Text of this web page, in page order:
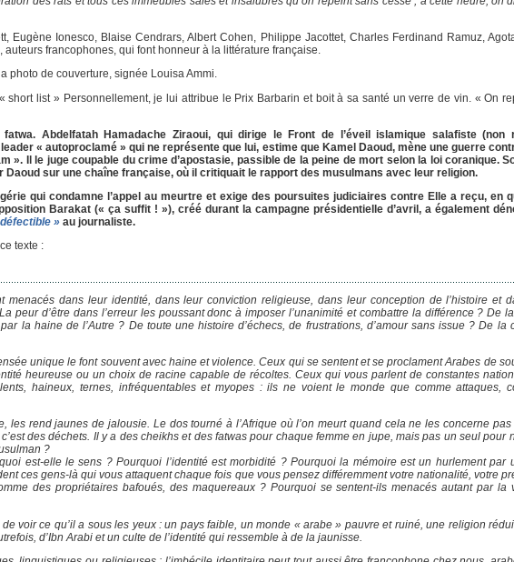
Eugène Ionesco, Blaise Cendrars, Albert Cohen, Philippe Jacottet, Charles Ferdinand Ramuz,
francophones, qui font honneur à la littérature française.
photo de couverture, signée Louisa Ammi.
short list » Personnellement, je lui attribue le Prix Barbarin et boit à sa santé un verre de vin. « On
Abdelfatah Hamadache Ziraoui, qui dirige le Front de l’éveil islamique salafiste (non
« autoproclamé » qui ne représente que lui, estime que Kamel Daoud, mène une guerre
». Il le juge coupable du crime d’apostasie, passible de la peine de mort selon la loi coranique.
sur une chaîne française, où il critiquait le rapport des musulmans avec leur religion.
qui condamne l’appel au meurtre et exige des poursuites judiciaires contre Elle a reçu, en
Barakat (« ça suffit ! »), créé durant la campagne présidentielle d’avril, a également
»au journaliste.
texte :
menacés dans leur identité, dans leur conviction religieuse, dans leur conception de l’histoire et
peur d’être dans l’erreur les poussant donc à imposer l’unanimité et combattre la différence ? De
la haine de l’Autre ? De toute une histoire d’échecs, de frustrations, d’amour sans issue ? De la
unique le font souvent avec haine et violence. Ceux qui se sentent et se proclament Arabes de
heureuse ou un choix de racine capable de récoltes. Ceux qui vous parlent de constantes
haineux, ternes, infréquentables et myopes : ils ne voient le monde que comme attaques,
les rend jaunes de jalousie. Le dos tourné à l’Afrique où l’on meurt quand cela ne les concerne
des déchets. Il y a des cheikhs et des fatwas pour chaque femme en jupe, mais pas un seul pour
?
est-elle le sens ? Pourquoi l’identité est morbidité ? Pourquoi la mémoire est un hurlement par
ces gens-là qui vous attaquent chaque fois que vous pensez différemment votre nationalité, votre
des propriétaires bafoués, des maquereaux ? Pourquoi se sentent-ils menacés autant par la
voir ce qu’il a sous les yeux : un pays faible, un monde « arabe » pauvre et ruiné, une religion
d’Ibn Arabi et un culte de l’identité qui ressemble à de la jaunisse.